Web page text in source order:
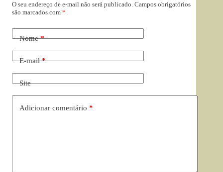
O seu endereço de e-mail não será publicado. Campos obrigatórios
são marcados com *
Nome*
E-mail*
Site
Adicionar comentário *